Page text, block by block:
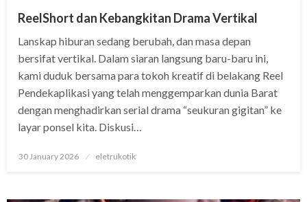
ReelShort dan Kebangkitan Drama Vertikal
Lanskap hiburan sedang berubah, dan masa depan
bersifat vertikal. Dalam siaran langsung baru-baru ini,
kami duduk bersama para tokoh kreatif di belakang Reel
Pendekaplikasi yang telah menggemparkan dunia Barat
dengan menghadirkan serial drama “seukuran gigitan” ke
layar ponsel kita. Diskusi…
Posted
30 January 2026 eletrukotik